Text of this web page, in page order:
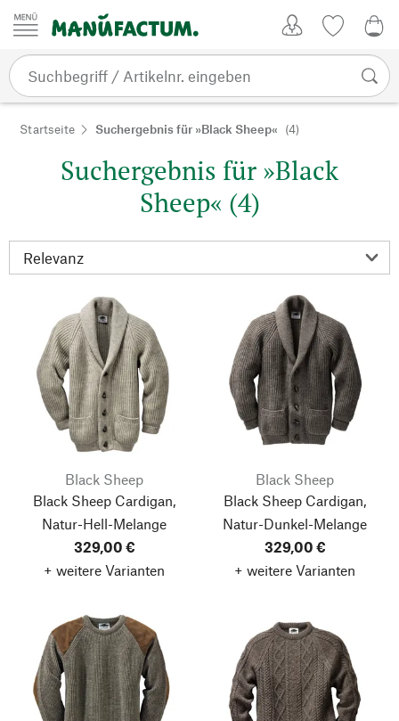
Zum Inhalt springen
Startseite Suchergebnis für »Black Sheep« (4)
Suchergebnis für »Black
Sheep« (4)
Black Sheep
Black Sheep Cardigan,
Natur-Hell-Melange
329,00 €
+ weitere Varianten
Black Sheep
Black Sheep Cardigan,
Natur-Dunkel-Melange
329,00 €
+ weitere Varianten